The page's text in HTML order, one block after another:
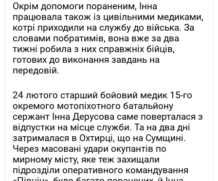
Окрім допомоги пораненим, Інна
працювала також із цивільними медиками,
котрі приходили на службу до війська. За
словами побратимів, вона вже за два
тижні робила з них справжніх бійців,
готових до виконання завдань на
передовій.
24 лютого старший бойовий медик 15-го
окремого мотопіхотного батальйону
сержант Інна Дерусова саме поверталася з
відпустки на місце служби. Та на два дні
затрималася в Охтирці, що на Сумщині.
Через масовані удари окупантів по
мирному місту, яке теж захищали
підрозділи оперативного командування